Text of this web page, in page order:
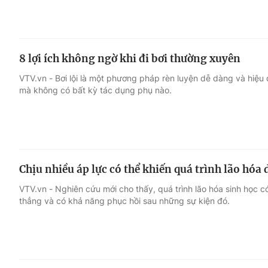
8 lợi ích không ngờ khi đi bơi thường xuyên
VTV.vn - Bơi lội là một phương pháp rèn luyện dễ dàng và
mà không có bất kỳ tác dụng phụ nào.
Chịu nhiều áp lực có thể khiến quá trình lão hóa
VTV.vn - Nghiên cứu mới cho thấy, quá trình lão hóa sinh học
thẳng và có khả năng phục hồi sau những sự kiện đó.